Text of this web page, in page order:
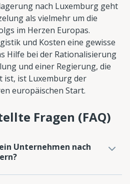
nach Luxemburg geht
als vielmehr um die
im Herzen Europas.
und Kosten eine gewisse
Hilfe bei der Rationalisierung
und einer Regierung, die
ist, ist Luxemburg der
europäischen Start.
Fragen (FAQ)
Unternehmen nach